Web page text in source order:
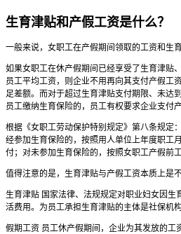
生育津贴和产假工资是什么？
一般来说，女职工在产假期间领取的工资和生
如果女职工在休产假期间已经享受了生育津贴
员工平均工资，则企业不用再向其支付产假工
足差额。而对于超过生育津贴支付期限、未达
员工缴纳生育保险的，员工有权要求企业支付产
根据《女职工劳动保护特别规定》第八条规定
经参加生育保险的，按照用人单位上年度职工
付；对未参加生育保险的，按照女职工产假前
值得注意的是，生育津贴与产假工资本质上是不
生育津贴 国家法律、法规规定对职业妇女因生
活费用。为员工承担生育津贴的主体是社保机构
假期工资 员工休产假期间，企业为其发放的工